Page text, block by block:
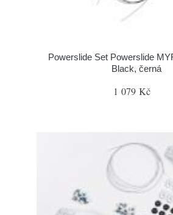
Powerslide Set Powerslide
Black, černá
1 079 Kč